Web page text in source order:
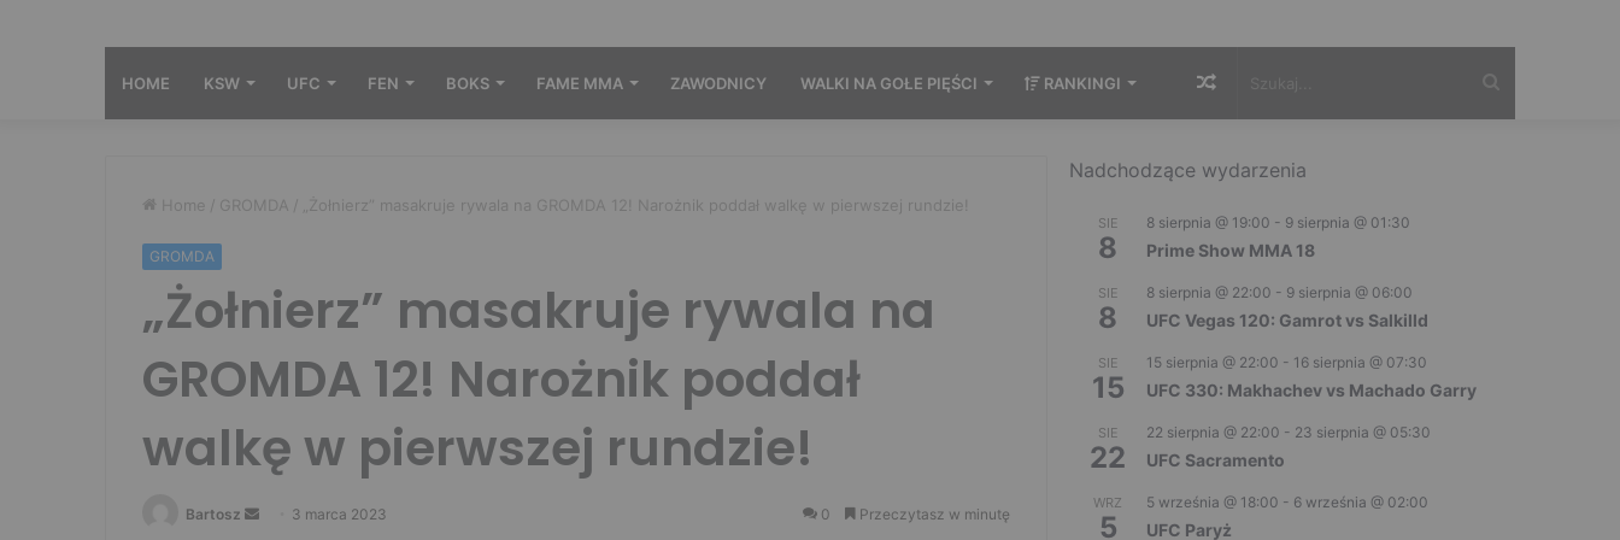
HOME KSW UFC FEN BOKS FAME MMA ZAWODNICY WALKI NA GOŁE PIĘŚCI RANKINGI Losowy
Home / GROMDA / „Żołnierz” masakruje rywala na GROMDA 12! Narożnik poddał walkę w pierwszej rundzie!
GROMDA
„Żołnierz” masakruje rywala na
GROMDA 12! Narożnik poddał
walkę w pierwszej rundzie!
Bartosz
Send 3 marca 2023 0 Przeczytasz w minutę
Nadchodzące wydarzenia
SIE
8
8 sierpnia @ 19:00 - 9 sierpnia @ 01:30
Prime Show MMA 18
SIE
8
8 sierpnia @ 22:00 - 9 sierpnia @ 06:00
UFC Vegas 120: Gamrot vs Salkilld
SIE
15
15 sierpnia @ 22:00 - 16 sierpnia @ 07:30
UFC 330: Makhachev vs Machado Garry
SIE
22
22 sierpnia @ 22:00 - 23 sierpnia @ 05:30
UFC Sacramento
WRZ
5
5 września @ 18:00 - 6 września @ 02:00
UFC Paryż